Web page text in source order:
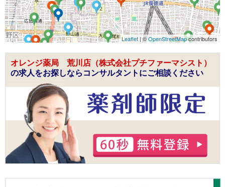
Leaflet | ©OpenStreetMapcontributors
オレンジ薬局 荒川店（株式会社プチファーマシスト）
の求人をお探しならコンサルタントにご相談ください